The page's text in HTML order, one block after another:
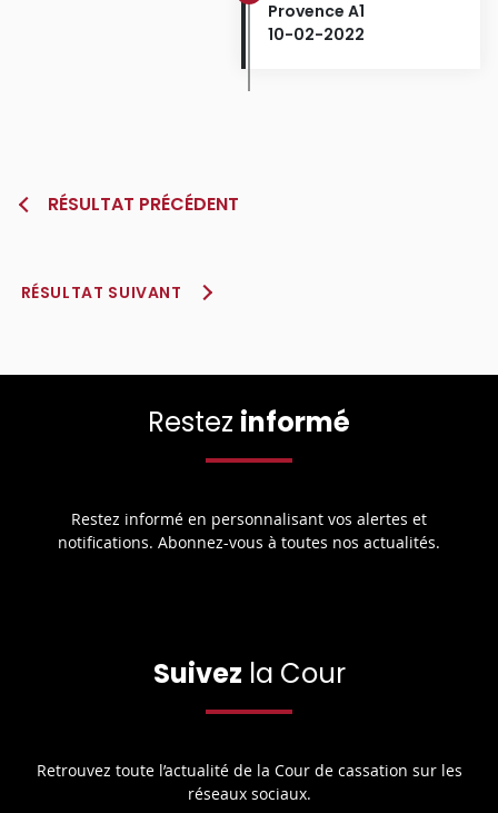
Provence A1
10-02-2022
RÉSULTAT PRÉCÉDENT
RÉSULTAT SUIVANT
Restez informé
Restez informé en personnalisant vos alertes et
notifications. Abonnez-vous à toutes nos actualités.
Suivez la Cour
Retrouvez toute l’actualité de la Cour de cassation sur les
réseaux sociaux.